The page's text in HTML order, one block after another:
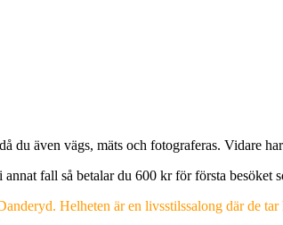
även vägs, mäts och fotograferas. Vidare
fall så betalar du 600 kr för första besöket
Helheten är en livsstilssalong där de